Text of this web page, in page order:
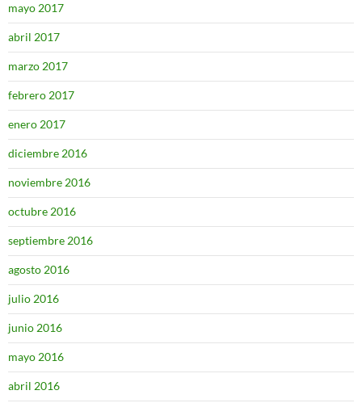
mayo 2017
abril 2017
marzo 2017
febrero 2017
enero 2017
diciembre 2016
noviembre 2016
octubre 2016
septiembre 2016
agosto 2016
julio 2016
junio 2016
mayo 2016
abril 2016